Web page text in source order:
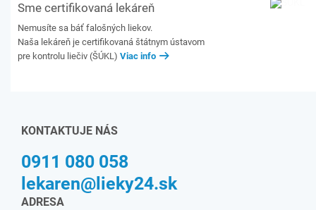
Sme certifikovaná lekáreň
Nemusíte sa báť falošných liekov.
Naša lekáreň je certifikovaná štátnym ústavom
pre kontrolu liečiv (ŠÚKL) Viac info
KONTAKTUJE NÁS
0911 080 058
lekaren@lieky24.sk
ADRESA